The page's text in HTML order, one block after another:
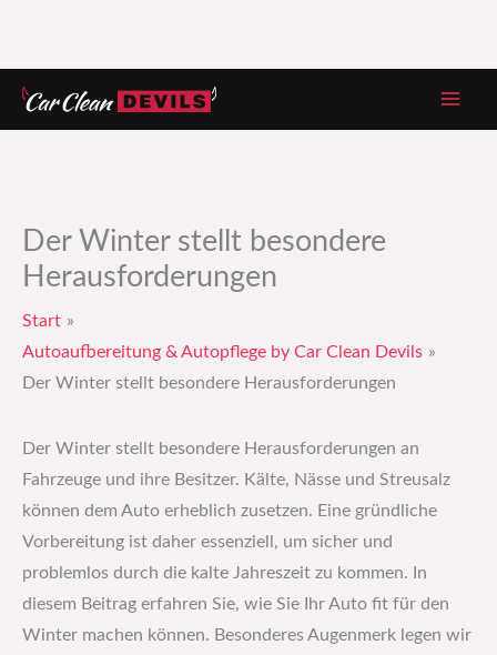
Zum
Inhalt
Der Winter stellt besondere
Herausforderungen
Start
Autoaufbereitung & Autopflege by Car Clean Devils
Der Winter stellt besondere Herausforderungen
Der Winter stellt besondere Herausforderungen an
Fahrzeuge und ihre Besitzer. Kälte, Nässe und Streusalz
können dem Auto erheblich zusetzen. Eine gründliche
Vorbereitung ist daher essenziell, um sicher und
problemlos durch die kalte Jahreszeit zu kommen. In
diesem Beitrag erfahren Sie, wie Sie Ihr Auto fit für den
Winter machen können. Besonderes Augenmerk legen wir